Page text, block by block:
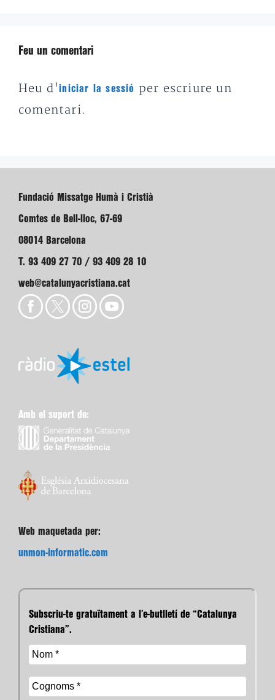
Feu un comentari
Heu d'iniciar la sessió
per escriure un
comentari.
Fundació Missatge Humà i Cristià
Comtes de Bell-lloc, 67-69
08014 Barcelona
T. 93 409 27 70 / 93 409 28 10
web@catalunyacristiana.cat
Amb el suport de:
Web maquetada per:
unmon-informatic.com
Subscriu-te gratuïtament a l’e-butlletí de “Catalunya
Cristiana”.